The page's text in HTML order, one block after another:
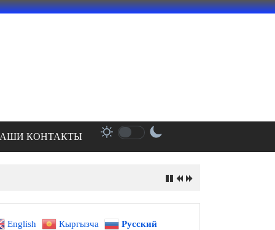
КОНТАКТЫ
English Кыргызча Русский